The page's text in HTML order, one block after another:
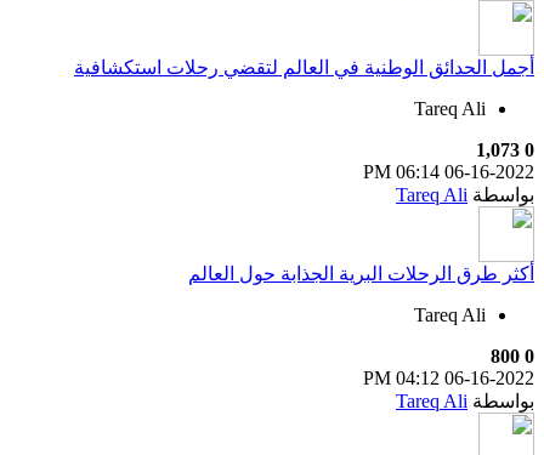
أجمل الحدائق الوطنية في العالم لتقضي رحلات استكشافية
Tareq Ali
0
1,073
06-16-2022
06:14 PM
بواسطة Tareq Ali
أكثر طرق الرحلات البرية الجذابة حول العالم
Tareq Ali
0
800
06-16-2022
04:12 PM
بواسطة Tareq Ali